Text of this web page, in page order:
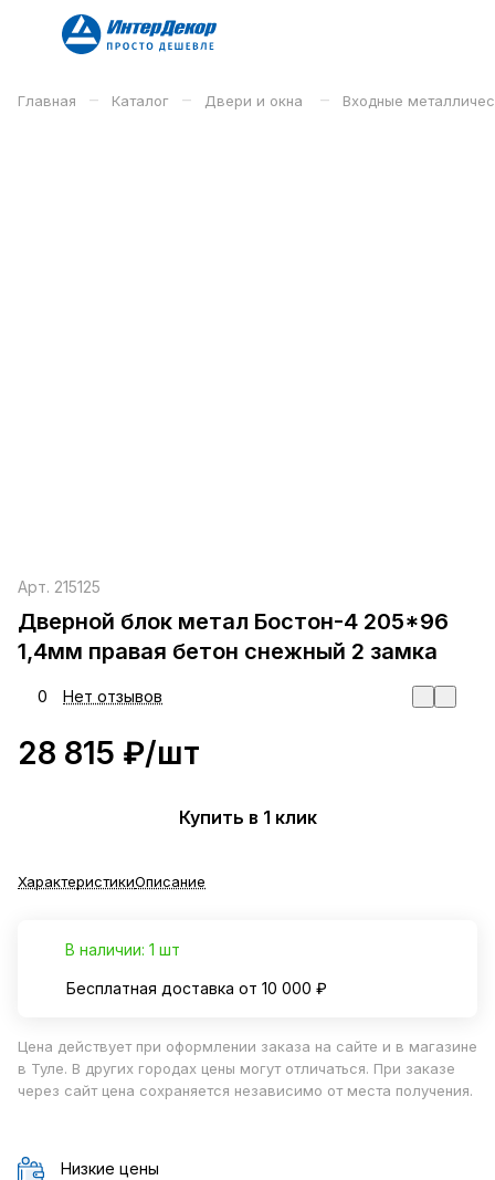
Главная – Каталог – Двери и окна – Входные
Арт. 215125
Дверной блок метал Бостон-4 205*96
1,4мм правая бетон снежный 2 замка
0 Нет отзывов
28 815 ₽/шт
Купить в 1 клик
ХарактеристикиОписание
В наличии: 1 шт
Бесплатная доставка от 10 000 ₽
Цена действует при оформлении заказа на сайте и в магазине
в Туле. В других городах цены могут отличаться. При заказе
через сайт цена сохраняется независимо от места получения.
Низкие цены